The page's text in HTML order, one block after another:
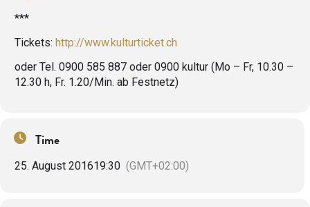
***
Tickets: http://www.kulturticket.ch
oder Tel. 0900 585 887 oder 0900 kultur (Mo – Fr, 10.30 –
12.30 h, Fr. 1.20/Min. ab Festnetz)
Time
25. August 201619:30 (GMT+02:00)